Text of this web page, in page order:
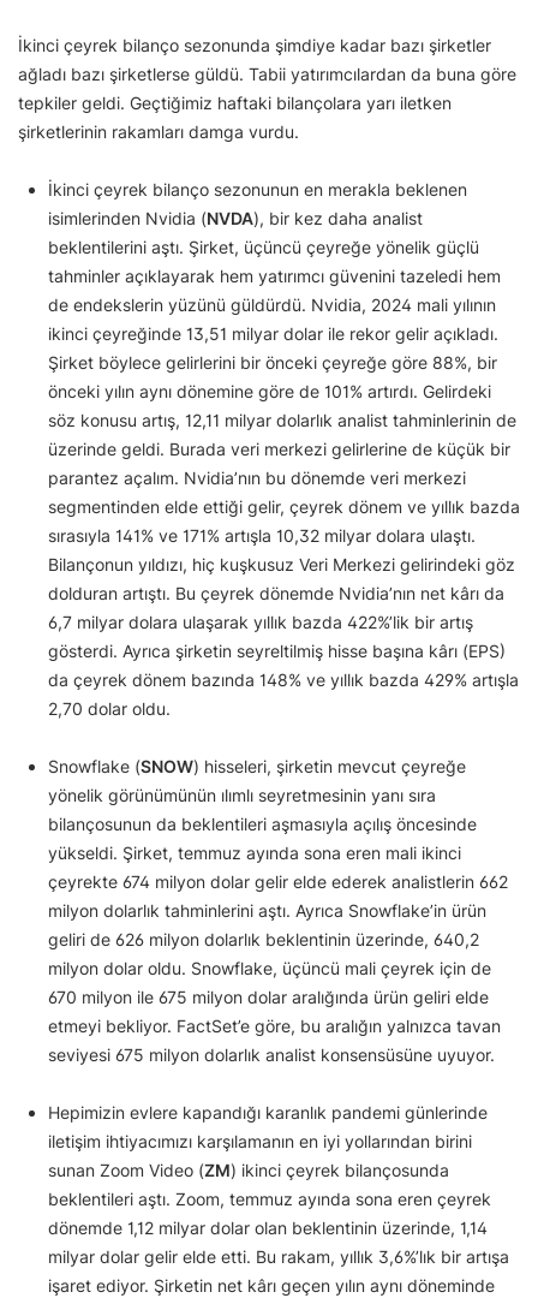
İkinci çeyrek bilanço sezonunda şimdiye kadar bazı şirketler
ağladı bazı şirketlerse güldü. Tabii yatırımcılardan da buna göre
tepkiler geldi. Geçtiğimiz haftaki bilançolara yarı iletken
şirketlerinin rakamları damga vurdu.
İkinci çeyrek bilanço sezonunun en merakla beklenen
isimlerinden Nvidia (NVDA), bir kez daha analist
beklentilerini aştı. Şirket, üçüncü çeyreğe yönelik güçlü
tahminler açıklayarak hem yatırımcı güvenini tazeledi hem
de endekslerin yüzünü güldürdü. Nvidia, 2024 mali yılının
ikinci çeyreğinde 13,51 milyar dolar ile rekor gelir açıkladı.
Şirket böylece gelirlerini bir önceki çeyreğe göre 88%, bir
önceki yılın aynı dönemine göre de 101% artırdı. Gelirdeki
söz konusu artış, 12,11 milyar dolarlık analist tahminlerinin de
üzerinde geldi. Burada veri merkezi gelirlerine de küçük bir
parantez açalım. Nvidia’nın bu dönemde veri merkezi
segmentinden elde ettiği gelir, çeyrek dönem ve yıllık bazda
sırasıyla 141% ve 171% artışla 10,32 milyar dolara ulaştı.
Bilançonun yıldızı, hiç kuşkusuz Veri Merkezi gelirindeki göz
dolduran artıştı. Bu çeyrek dönemde Nvidia’nın net kârı da
6,7 milyar dolara ulaşarak yıllık bazda 422%’lik bir artış
gösterdi. Ayrıca şirketin seyreltilmiş hisse başına kârı (EPS)
da çeyrek dönem bazında 148% ve yıllık bazda 429% artışla
2,70 dolar oldu.
Snowflake (SNOW) hisseleri, şirketin mevcut çeyreğe
yönelik görünümünün ılımlı seyretmesinin yanı sıra
bilançosunun da beklentileri aşmasıyla açılış öncesinde
yükseldi. Şirket, temmuz ayında sona eren mali ikinci
çeyrekte 674 milyon dolar gelir elde ederek analistlerin 662
milyon dolarlık tahminlerini aştı. Ayrıca Snowflake’in ürün
geliri de 626 milyon dolarlık beklentinin üzerinde, 640,2
milyon dolar oldu. Snowflake, üçüncü mali çeyrek için de
670 milyon ile 675 milyon dolar aralığında ürün geliri elde
etmeyi bekliyor. FactSet’e göre, bu aralığın yalnızca tavan
seviyesi 675 milyon dolarlık analist konsensüsüne uyuyor.
Hepimizin evlere kapandığı karanlık pandemi günlerinde
iletişim ihtiyacımızı karşılamanın en iyi yollarından birini
sunan Zoom Video (ZM) ikinci çeyrek bilançosunda
beklentileri aştı. Zoom, temmuz ayında sona eren çeyrek
dönemde 1,12 milyar dolar olan beklentinin üzerinde, 1,14
milyar dolar gelir elde etti. Bu rakam, yıllık 3,6%’lık bir artışa
işaret ediyor. Şirketin net kârı geçen yılın aynı döneminde